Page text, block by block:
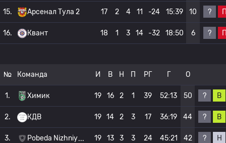
15. Арсенал Тула 2 17 2 4 11 -24 15:39 10 ?
16. Квант 18 1 3 14 -32 18:50 6 ?
№ Команда И В Н П РГ Г О
1. Химик 19 16 2 1 39 52:13 50 ? В
2. КДВ 19 14 2 3 17 36:19 44 ? В
3. Pobeda Nizhniy 19 13 3 3 24 45:21 42 ? Н